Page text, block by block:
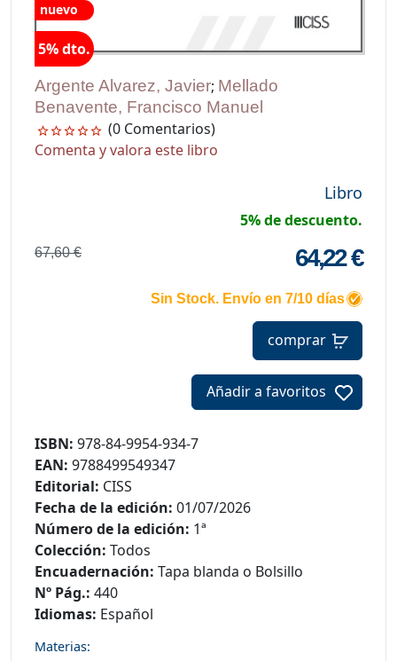
nuevo
5% dto.
Argente Alvarez, Javier; Mellado
Benavente, Francisco Manuel
(0 Comentarios)
Comenta y valora este libro
Libro
5% de descuento.
67,60 € 64,22 €
Sin Stock. Envío en 7/10 días
comprar
Añadir a favoritos
ISBN: 978-84-9954-934-7
EAN: 9788499549347
Editorial: CISS
Fecha de la edición: 01/07/2026
Número de la edición: 1ª
Colección: Todos
Encuadernación: Tapa blanda o Bolsillo
Nº Pág.: 440
Idiomas: Español
Materias: